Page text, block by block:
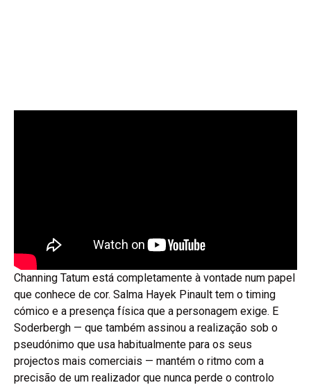
Channing Tatum está completamente à vontade num papel
que conhece de cor. Salma Hayek Pinault tem o timing
cómico e a presença física que a personagem exige. E
Soderbergh — que também assinou a realização sob o
pseudónimo que usa habitualmente para os seus
projectos mais comerciais — mantém o ritmo com a
precisão de um realizador que nunca perde o controlo